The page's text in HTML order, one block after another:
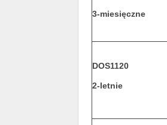
3-miesięczne
DOS1120
2-letnie